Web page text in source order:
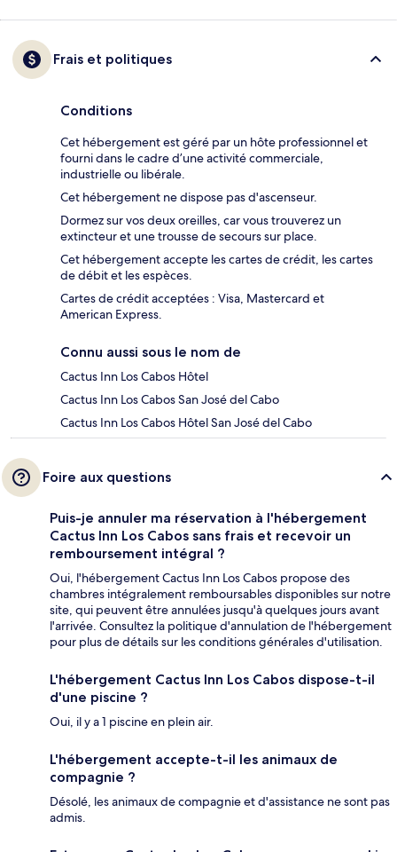
Frais et politiques
Conditions
Cet hébergement est géré par un hôte professionnel et
fourni dans le cadre d’une activité commerciale,
industrielle ou libérale.
Cet hébergement ne dispose pas d'ascenseur.
Dormez sur vos deux oreilles, car vous trouverez un
extincteur et une trousse de secours sur place.
Cet hébergement accepte les cartes de crédit, les cartes
de débit et les espèces.
Cartes de crédit acceptées : Visa, Mastercard et
American Express.
Connu aussi sous le nom de
Cactus Inn Los Cabos Hôtel
Cactus Inn Los Cabos San José del Cabo
Cactus Inn Los Cabos Hôtel San José del Cabo
Foire aux questions
Puis-je annuler ma réservation à l'hébergement
Cactus Inn Los Cabos sans frais et recevoir un
remboursement intégral ?
Oui, l'hébergement Cactus Inn Los Cabos propose des
chambres intégralement remboursables disponibles sur notre
site, qui peuvent être annulées jusqu'à quelques jours avant
l'arrivée. Consultez la politique d'annulation de l'hébergement
pour plus de détails sur les conditions générales d'utilisation.
L'hébergement Cactus Inn Los Cabos dispose-t-il
d'une piscine ?
Oui, il y a 1 piscine en plein air.
L'hébergement accepte-t-il les animaux de
compagnie ?
Désolé, les animaux de compagnie et d'assistance ne sont pas
admis.